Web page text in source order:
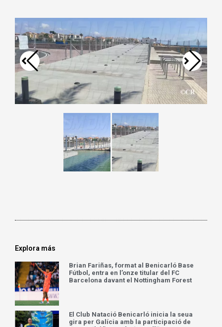
Explora más
Brian Fariñas, format al Benicarló Base
Fútbol, entra en l’onze titular del FC
Barcelona davant el Nottingham Forest
El Club Natació Benicarló inicia la seua
gira per Galícia amb la participació de